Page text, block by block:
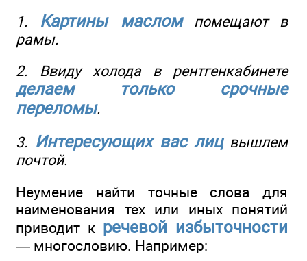
1. Картины масломпомещают в
рамы.
2. Ввиду холода в рентгенкабинете
делаем только срочные
переломы.
3. Интересующих вас лицвышлем
почтой.
Неумение найти точные слова для
наименования тех или иных понятий
приводит к речевой избыточности
— многословию. Например: